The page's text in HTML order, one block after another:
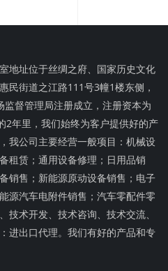
地址位于丝绸之府、国家历史文化
民街道之江路111号3幢1楼东侧，
督管理局注册成立，注册资本为
2年里，我们始终为客户提供好的产
我公司主要经营一般项目：机械设
租赁；通用设备修理；日用品销
销售；新能源原动设备销售；电子
源汽车电附件销售；汽车零配件零
技术开发、技术咨询、技术交流、
进出口代理。我们有好的产品和专